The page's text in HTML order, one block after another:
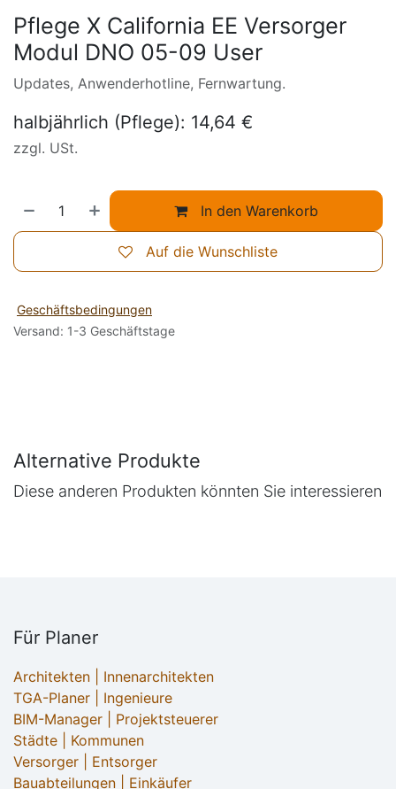
Pflege X California EE Versorger
Modul DNO 05-09 User
Updates, Anwenderhotline, Fernwartung.
halbjährlich (Pflege): 14,64 €
zzgl. USt.
In den Warenkorb
Auf die Wunschliste
Geschäftsbedingungen
Versand: 1-3 Geschäftstage
Alternative Produkte
Diese anderen Produkten könnten Sie interessieren
Für Planer
Architekten | Innenarchitekten
TGA-Planer | Ingenieure
BIM-Manager | Projektsteuerer
Städte | Kommunen
Versorger | Entsorger
Bauabteilungen | Einkäufer